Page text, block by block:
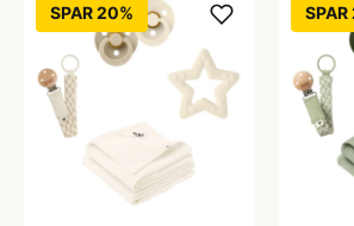
SPAR 20% SPAR